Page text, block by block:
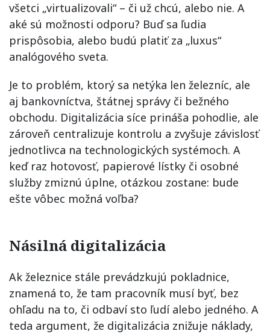
všetci „virtualizovali“ – či už chcú, alebo nie. A
aké sú možnosti odporu? Buď sa ľudia
prispôsobia, alebo budú platiť za „luxus“
analógového sveta.
Je to problém, ktorý sa netýka len železníc, ale
aj bankovníctva, štátnej správy či bežného
obchodu. Digitalizácia síce prináša pohodlie, ale
zároveň centralizuje kontrolu a zvyšuje závislosť
jednotlivca na technologických systémoch. A
keď raz hotovosť, papierové lístky či osobné
služby zmiznú úplne, otázkou zostane: bude
ešte vôbec možná voľba?
Násilná digitalizácia
Ak železnice stále prevádzkujú pokladnice,
znamená to, že tam pracovník musí byť, bez
ohľadu na to, či odbaví sto ľudí alebo jedného. A
teda argument, že digitalizácia znižuje náklady,